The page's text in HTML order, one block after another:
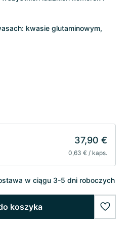
kwasie glutaminowym,
37,90 €
0,63 € / kaps.
w ciągu 3-5 dni roboczych
koszyka